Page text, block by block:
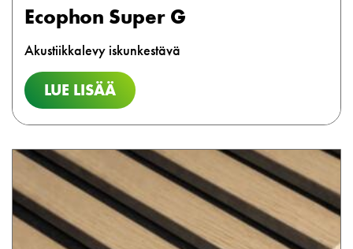
Ecophon Super G
Akustiikkalevy iskunkestävä
LUE LISÄÄ